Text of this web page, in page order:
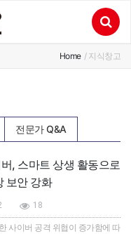
Home / 지식창고
전문가 Q&A
, 스마트 상생 활동으로
보안 강화
18
사이버 공격 위협이 증가함에 따